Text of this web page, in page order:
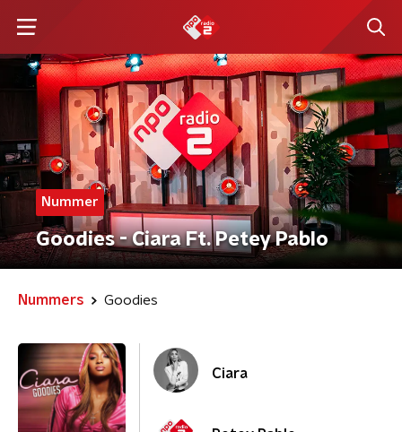
Nummer
Goodies - Ciara Ft. Petey Pablo
Nummers Goodies
Ciara